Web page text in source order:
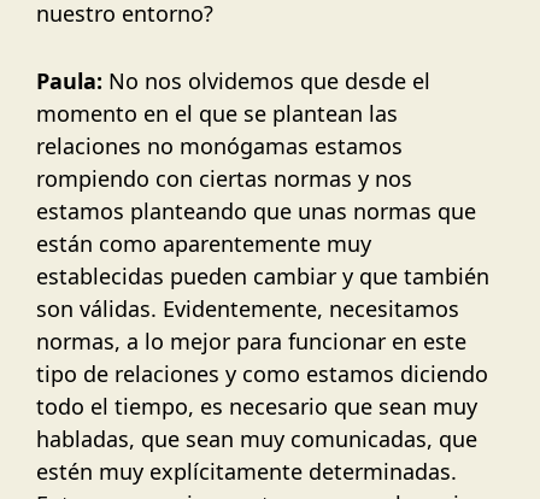
nuestro entorno?
Paula: No nos olvidemos que desde el
momento en el que se plantean las
relaciones no monógamas estamos
rompiendo con ciertas normas y nos
estamos planteando que unas normas que
están como aparentemente muy
establecidas pueden cambiar y que también
son válidas. Evidentemente, necesitamos
normas, a lo mejor para funcionar en este
tipo de relaciones y como estamos diciendo
todo el tiempo, es necesario que sean muy
habladas, que sean muy comunicadas, que
estén muy explícitamente determinadas.